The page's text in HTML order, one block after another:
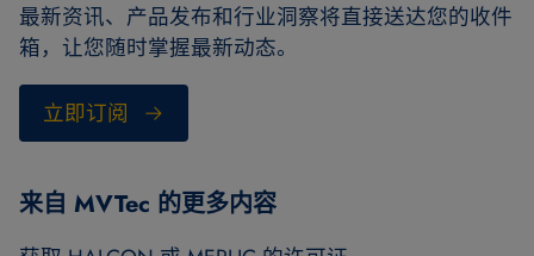
最新资讯、产品发布和行业洞察将直接送达您的收件
箱，让您随时掌握最新动态。
立即订阅
来自 MVTec 的更多内容